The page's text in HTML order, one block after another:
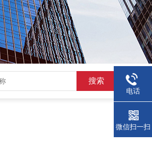
电话
微信扫一扫